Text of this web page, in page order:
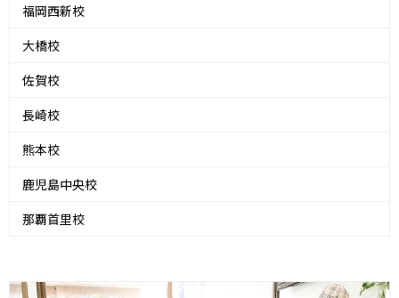
福岡西新校
大橋校
佐賀校
長崎校
熊本校
鹿児島中央校
那覇首里校